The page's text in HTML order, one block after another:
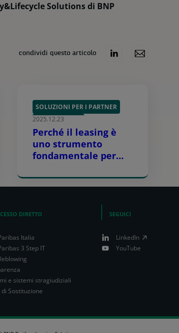
Solutions di BNP
condividi questo articolo
SOLUZIONI PER I PARTNER
SOSTENIBILITÀ
2025.12.23
Perché il leasing è
uno strumento
fondamentale per
DIRETTO
Italia
3 Step IT
e sistemi stragiudiziali
di Sostituzione
SEGUICI
LinkedIn
YouTube